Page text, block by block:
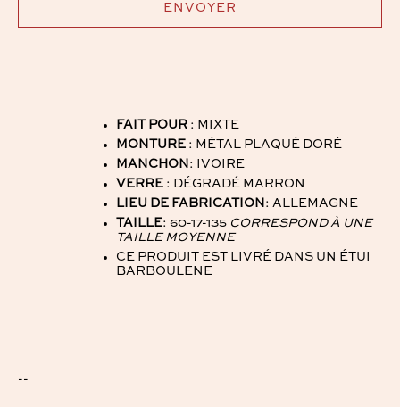
FAIT POUR : MIXTE
MONTURE : MÉTAL PLAQUÉ DORÉ
MANCHON : IVOIRE
VERRE : DÉGRADÉ MARRON
LIEU DE FABRICATION : ALLEMAGNE
TAILLE: 60-17-135 CORRESPOND À UNE
TAILLE MOYENNE
CE PRODUIT EST LIVRÉ DANS UN ÉTUI
BARBOULENE
--